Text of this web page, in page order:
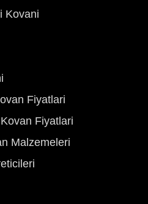
Kovani
Fiyatlari
Fiyatlari
Malzemeleri